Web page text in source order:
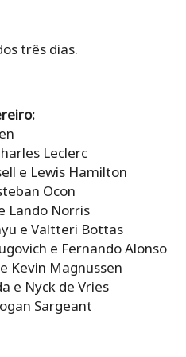
três dias.
Leclerc
e Lewis Hamilton
Ocon
Lando Norris
e Valtteri Bottas
e Fernando Alonso
Kevin Magnussen
e Nyck de Vries
Sargeant